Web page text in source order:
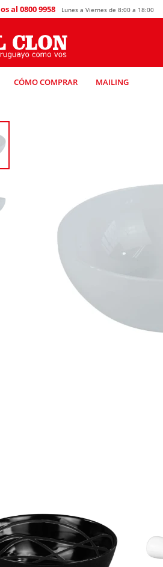
CÓMO COMPRAR MAILING
al 0800 9958 Lunes a Viernes de 8:00 a 18:00